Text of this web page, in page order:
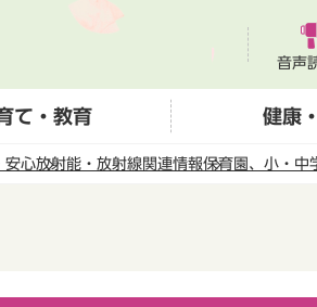
音声
て・教育 健康
安心放射能・放射線関連情報保育園、小・中